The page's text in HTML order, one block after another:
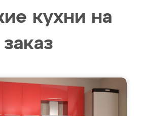
кухни на
заказ